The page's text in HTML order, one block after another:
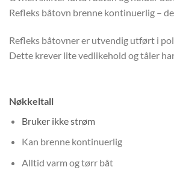
Refleks båtovn brenne kontinuerlig –
Refleks båtovner er utvendig utført i
Dette krever lite vedlikehold og tåler
Nøkkeltall
Bruker ikke strøm
Kan brenne kontinuerlig
Alltid varm og tørr båt